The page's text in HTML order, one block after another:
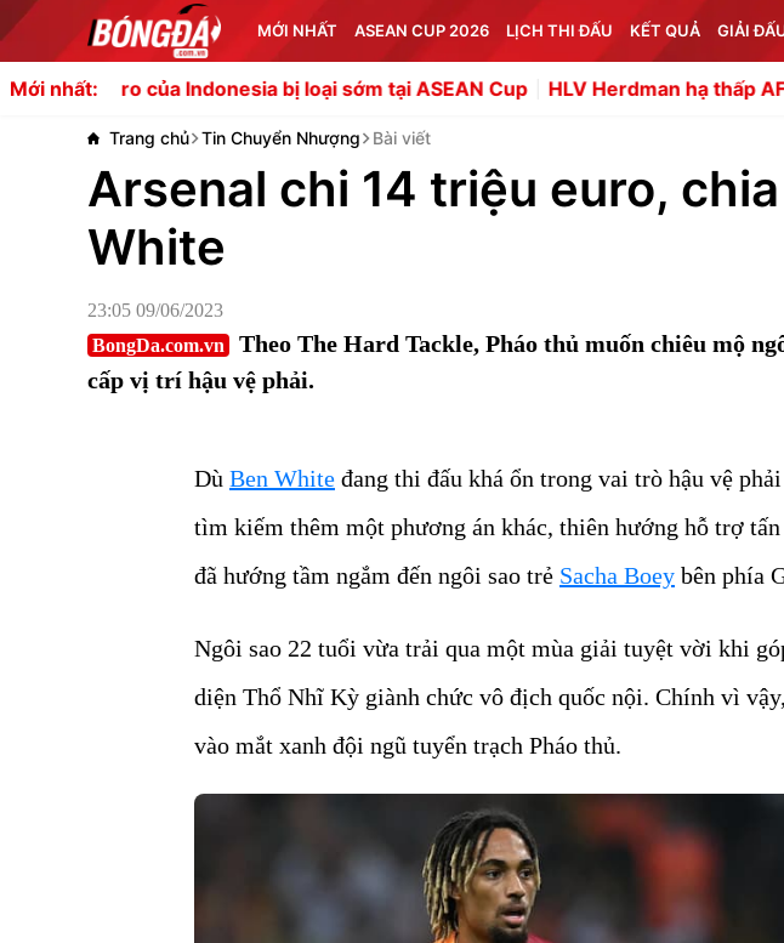
MỚI NHẤT ASEAN CUP 2026 LỊCH THI ĐẤU KẾT QUẢ GIẢI
Mới nhất:bị loại sớm tại ASEAN Cup HLV Herdman hạ thấp AFF Cup sau thất bại
Trang chủ Tin Chuyển Nhượng Bài viết
Arsenal chi 14 triệu euro,
White
23:05 09/06/2023
BongDa.com.vn
Theo The Hard Tackle, Pháo thủ muốn chiêu mộ
cấp vị trí hậu vệ phải.
Dù Ben White đang thi đấu khá ổn trong vai trò hậu vệ
tìm kiếm thêm một phương án khác, thiên hướng hỗ trợ
đã hướng tầm ngắm đến ngôi sao trẻ Sacha Boey bên phía
Ngôi sao 22 tuổi vừa trải qua một mùa giải tuyệt vời khi
diện Thổ Nhĩ Kỳ giành chức vô địch quốc nội. Chính vì
vào mắt xanh đội ngũ tuyển trạch Pháo thủ.